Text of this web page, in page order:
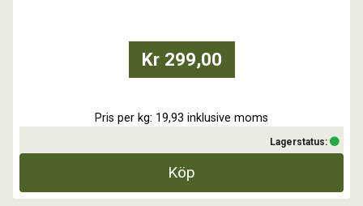
Kr 299,00
Pris per kg: 19,93 inklusive moms
Lagerstatus:
Köp